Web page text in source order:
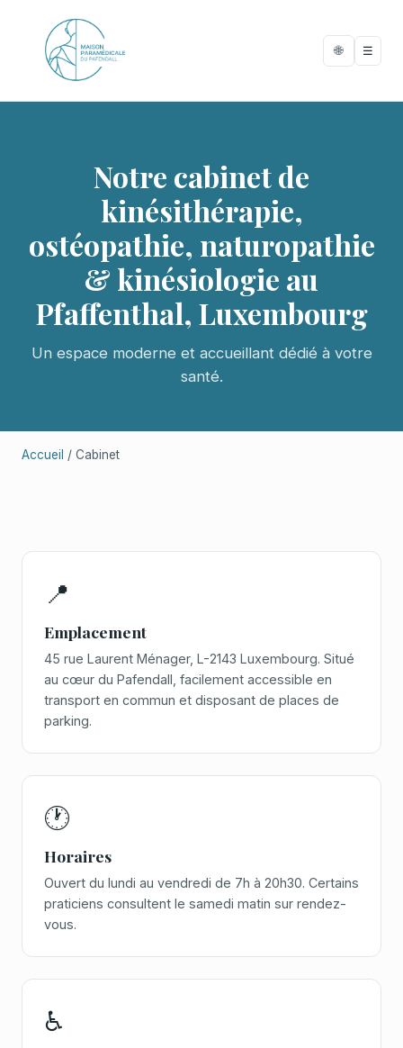
🌐 ☰
Notre cabinet de
kinésithérapie,
ostéopathie, naturopathie
& kinésiologie au
Pfaffenthal, Luxembourg
Un espace moderne et accueillant dédié à votre
santé.
Accueil / Cabinet
📍
Emplacement
45 rue Laurent Ménager, L-2143 Luxembourg. Situé
au cœur du Pafendall, facilement accessible en
transport en commun et disposant de places de
parking.
🕐
Horaires
Ouvert du lundi au vendredi de 7h à 20h30. Certains
praticiens consultent le samedi matin sur rendez-
vous.
♿